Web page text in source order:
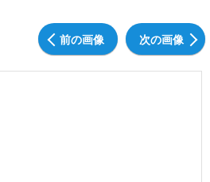
前の画像 次の画像